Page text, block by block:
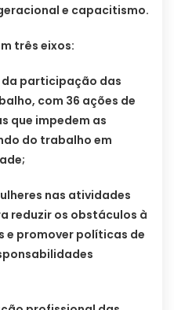
e capacitismo.
três eixos:
participação das
com 36 ações de
que impedem as
do trabalho em
nas atividades
reduzir os obstáculos à
e promover políticas de